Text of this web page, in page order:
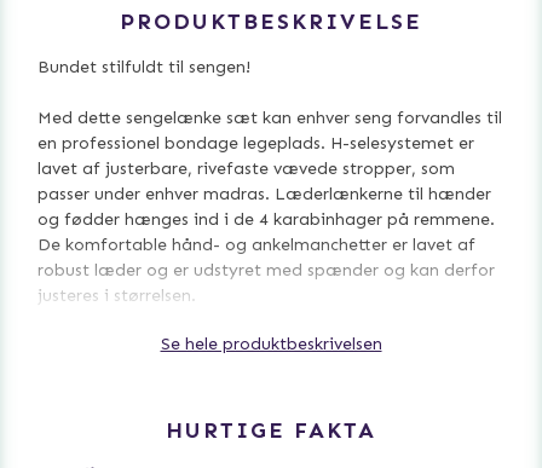
PRODUKTBESKRIVELSE
Bundet stilfuldt til sengen!
Med dette sengelænke sæt kan enhver seng forvandles til
en professionel bondage legeplads. H-selesystemet er
lavet af justerbare, rivefaste vævede stropper, som
passer under enhver madras. Læderlænkerne til hænder
og fødder hænges ind i de 4 karabinhager på remmene.
De komfortable hånd- og ankelmanchetter er lavet af
robust læder og er udstyret med spænder og kan derfor
justeres i størrelsen.
H-bæltesystem: mellemstang 125 cm lang, 4 x 130 cm
Se hele produktbeskrivelsen
HURTIGE FAKTA